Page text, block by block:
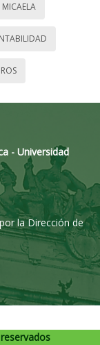
MICAELA
- Universidad
la Dirección de